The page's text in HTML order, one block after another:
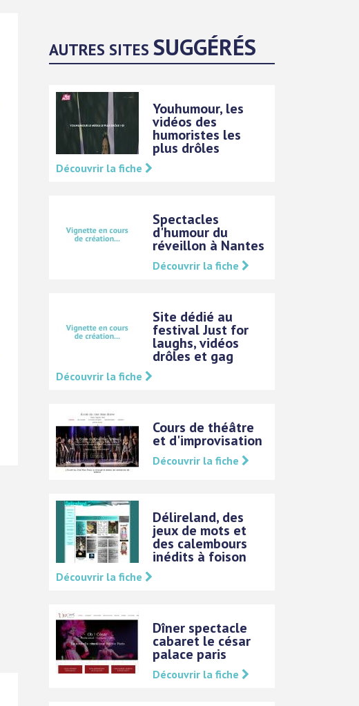
AUTRES SITESSUGGÉRÉS
Youhumour, les
vidéos des
humoristes les
plus drôles
Découvrir la fiche
Spectacles
d'humour du
réveillon à Nantes
Découvrir la fiche
Site dédié au
festival Just for
laughs, vidéos
drôles et gag
Découvrir la fiche
Cours de théâtre
et d'improvisation
Découvrir la fiche
Délireland, des
jeux de mots et
des calembours
inédits à foison
Découvrir la fiche
Dîner spectacle
cabaret le césar
palace paris
Découvrir la fiche